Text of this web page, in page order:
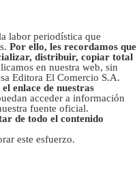
labor periodística que
Por ello, les recordamos que
distribuir, copiar total
en nuestra web, sin
Editora El Comercio S.A.
enlace de nuestras
acceder a información
fuente oficial.
de todo el contenido
este esfuerzo.